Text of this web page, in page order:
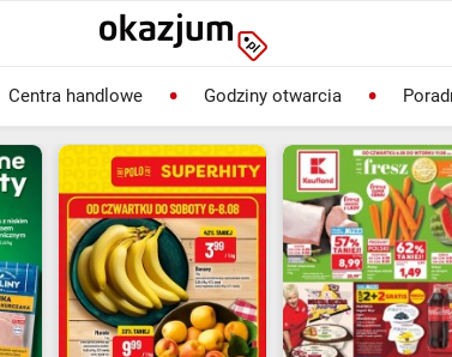
Centra handlowe Godziny otwarcia